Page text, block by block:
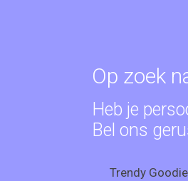
Op zoek
Heb je
Bel ons
Trendy